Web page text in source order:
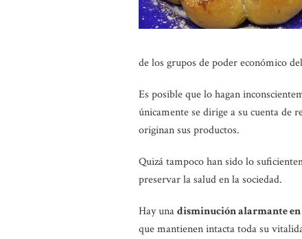
de los grupos de poder económico
Es posible que lo hagan
únicamente se dirige a su cuenta de
originan sus productos.
Quizá tampoco han sido lo
preservar la salud en la sociedad.
Hay unadisminución alarmante en
que mantienen intacta toda su